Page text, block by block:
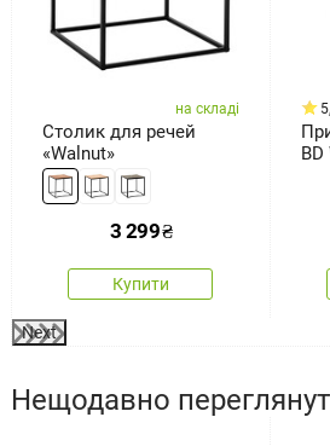
на складі
Столик для речей
«Walnut»
3 299₴
Купити
BD
Next
Нещодавно